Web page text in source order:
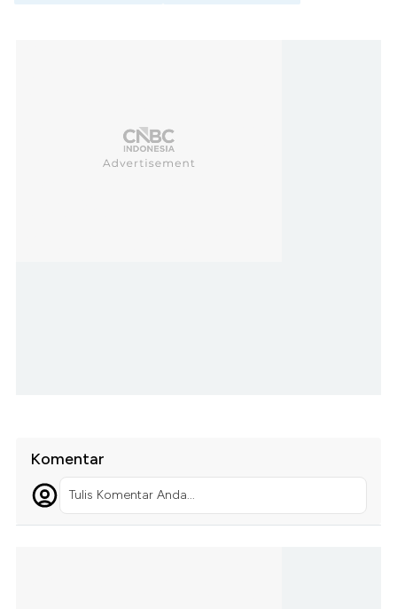
Komentar
Tulis Komentar Anda...